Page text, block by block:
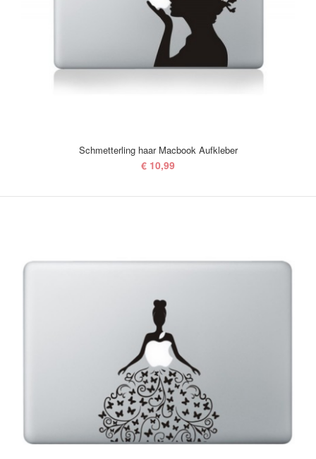
Schmetterling haar Macbook Aufkleber
Schmetterling haar Macbook Aufkleber
€ 10,99